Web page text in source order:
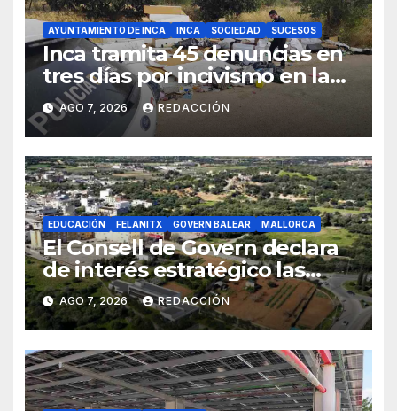
AYUNTAMIENTO DE INCA INCA SOCIEDAD SUCESOS
Inca tramita 45 denuncias en
tres días por incivismo en la
gestión de residuos
AGO 7, 2026 REDACCIÓN
EDUCACIÓN FELANITX GOVERN BALEAR MALLORCA
El Consell de Govern declara
de interés estratégico las
obras de acceso al nuevo
CEIP de Felanitx
AGO 7, 2026 REDACCIÓN